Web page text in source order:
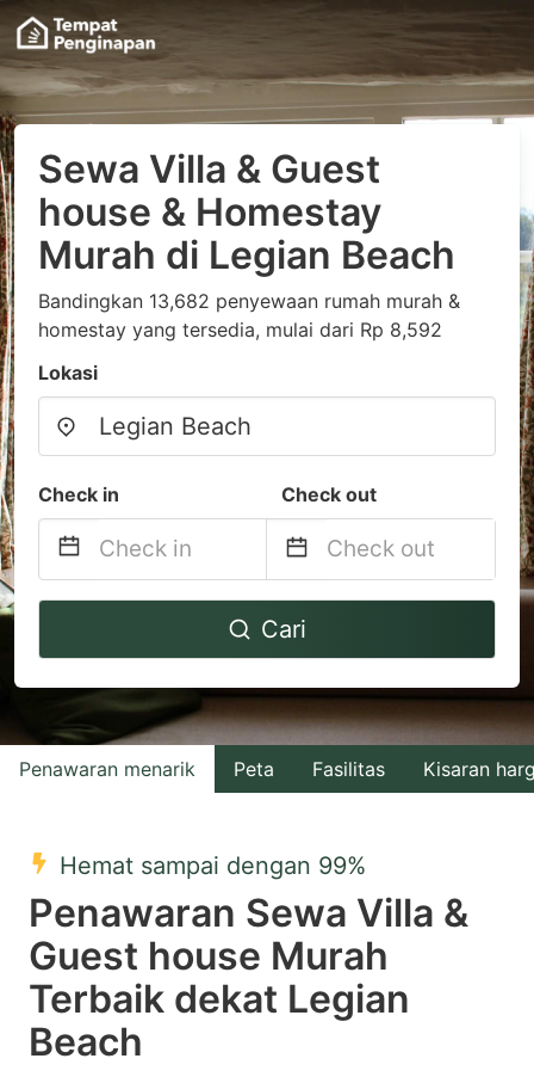
Sewa Villa & Guest
house & Homestay
Murah di Legian Beach
Bandingkan 13,682 penyewaan rumah murah &
homestay yang tersedia, mulai dari Rp 8,592
Lokasi
Check in Check out
Navigate
to
interact
with
the
select
a
date.
Press
the
question
Navigate
to
interact
with
the
select
a
date.
Press
the
Cari
Penawaran menarik Peta Fasilitas Kisaran
Hemat sampai dengan 99%
Penawaran Sewa Villa &
Guest house Murah
Terbaik dekat Legian
Beach